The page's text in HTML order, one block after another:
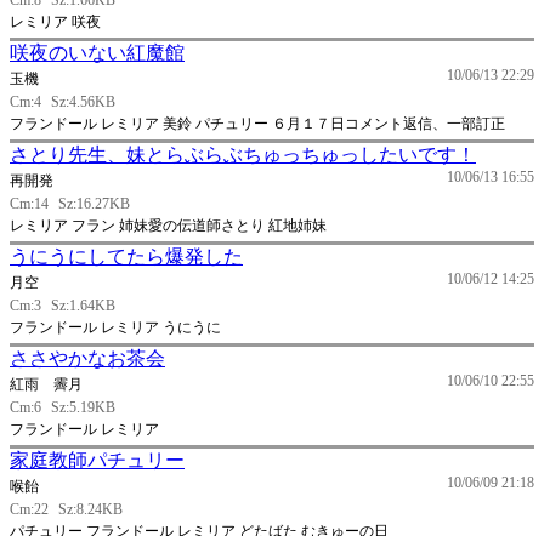
レミリア 咲夜
咲夜のいない紅魔館
10/06/13 22:29
玉機
Cm:4 Sz:4.56KB
フランドール レミリア 美鈴 パチュリー ６月１７日コメント返信、一部訂正
さとり先生、妹とらぶらぶちゅっちゅっしたいです！
10/06/13 16:55
再開発
Cm:14 Sz:16.27KB
レミリア フラン 姉妹愛の伝道師さとり 紅地姉妹
うにうにしてたら爆発した
10/06/12 14:25
月空
Cm:3 Sz:1.64KB
フランドール レミリア うにうに
ささやかなお茶会
10/06/10 22:55
紅雨 霽月
Cm:6 Sz:5.19KB
フランドール レミリア
家庭教師パチュリー
10/06/09 21:18
喉飴
Cm:22 Sz:8.24KB
パチュリー フランドール レミリア どたばた むきゅーの日